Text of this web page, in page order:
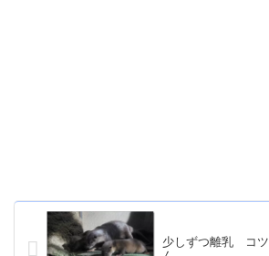
少しずつ離乳 コツ